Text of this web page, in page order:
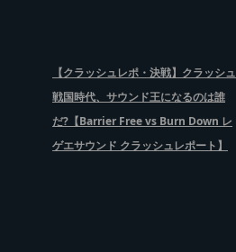
【クラッシュレポ・決戦】クラッシュ
戦国時代、サウンド王になるのは誰
だ?【Barrier Free vs Burn Down レ
ゲエサウンド クラッシュレポート】